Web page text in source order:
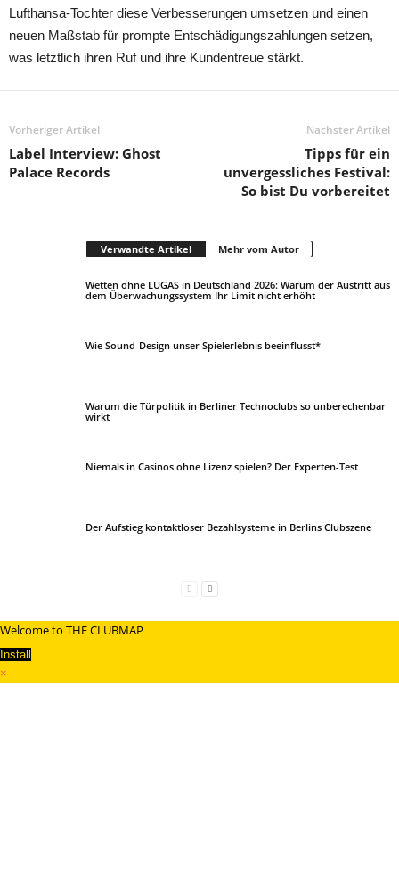
Lufthansa-Tochter diese Verbesserungen umsetzen und einen
neuen Maßstab für prompte Entschädigungszahlungen setzen,
was letztlich ihren Ruf und ihre Kundentreue stärkt.
Vorheriger Artikel
Label Interview: Ghost
Palace Records
Nächster Artikel
Tipps für ein
unvergessliches Festival:
So bist Du vorbereitet
Verwandte Artikel Mehr vom Autor
Wetten ohne LUGAS in Deutschland 2026: Warum der Austritt aus
dem Überwachungssystem Ihr Limit nicht erhöht
Wie Sound-Design unser Spielerlebnis beeinflusst*
Warum die Türpolitik in Berliner Technoclubs so unberechenbar
wirkt
Niemals in Casinos ohne Lizenz spielen? Der Experten-Test
Der Aufstieg kontaktloser Bezahlsysteme in Berlins Clubszene
Welcome to THE CLUBMAP
Install
×